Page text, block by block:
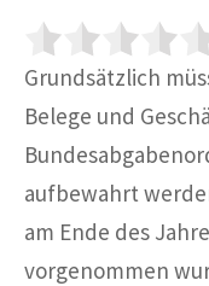
Grundsätzlich
Belege und
aufbewahrt
am Ende des
vorgenommen